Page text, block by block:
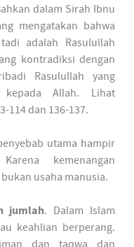
dalam Sirah Ibnu
mengatakan bahwa
adalah Rasulullah
kontradiksi dengan
Rasulullah yang
kepada Allah. Lihat
114 dan 136-137.
utama hampir
kemenangan
peperangan adalah dari Allah ﷻ bukan usaha manusia.
jumlah. Dalam Islam
keahlian berperang.
dan taqwa dan